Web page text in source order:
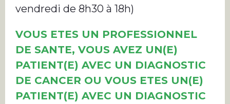
vendredi de 8h30 à 18h)
VOUS ETES UN PROFESSIONNEL
DE SANTE, VOUS AVEZ UN(E)
PATIENT(E) AVEC UN DIAGNOSTIC
DE CANCER OU VOUS ETES UN(E)
PATIENT(E) AVEC UN DIAGNOSTIC